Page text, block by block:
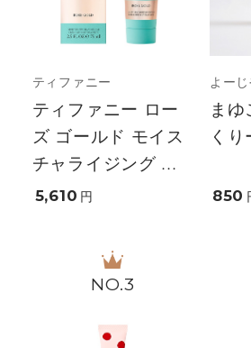
ティファニー
ティファニー ロー
ズ ゴールド モイス
チャライジング ...
5,610 円
よー
ま
く
850
3